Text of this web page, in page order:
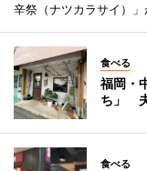
辛祭（ナツカラサイ）」
食べる
福岡・
ち」
食べる